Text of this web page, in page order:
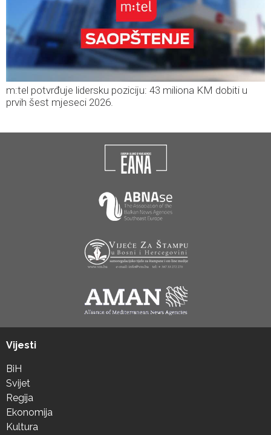
m:tel potvrđuje lidersku poziciju: 43 miliona KM dobiti u
prvih šest mjeseci 2026.
Vijesti
BiH
Svijet
Regija
Ekonomija
Kultura